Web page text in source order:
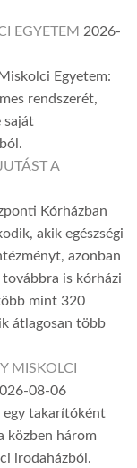
EGYETEM 2026-
Egyetem:
rendszerét,
saját
A
Kórházban
akik egészségi
azonban
is kórházi
mint 320
átlagosan több
MISKOLCI
08-06
egy takarítóként
közben három
irodaházból.